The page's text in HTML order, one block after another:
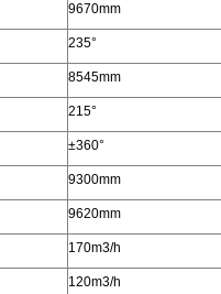
9670mm
235°
8545mm
215°
±360°
9300mm
9620mm
170m3/h
120m3/h